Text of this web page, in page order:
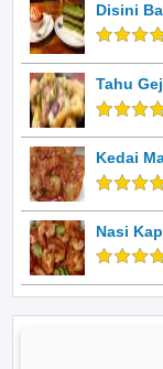
Disini
Tahu
Kedai
Nasi